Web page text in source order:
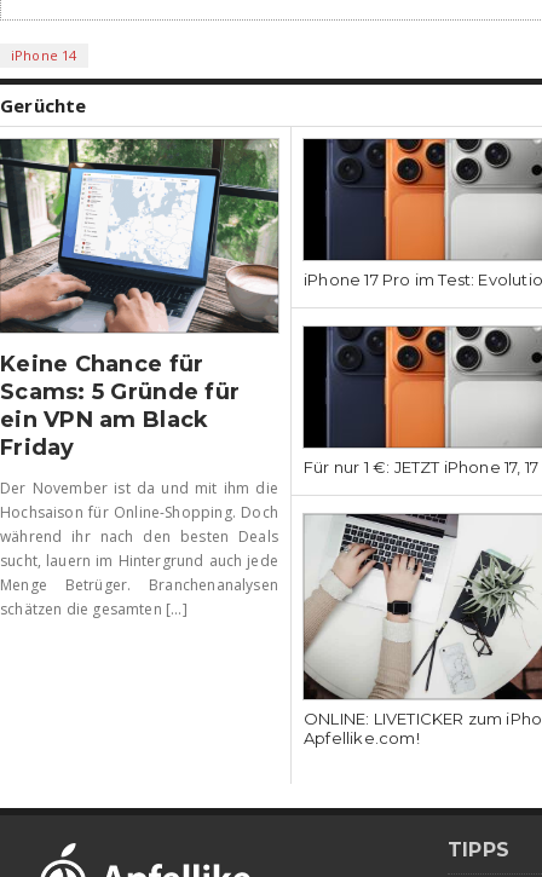
iPhone 14
Gerüchte
Keine Chance für
Scams: 5 Gründe für
ein VPN am Black
Friday
Der November ist da und mit ihm die
Hochsaison für Online-Shopping. Doch
während ihr nach den besten Deals
sucht, lauern im Hintergrund auch jede
Menge Betrüger. Branchenanalysen
schätzen die gesamten [...]
iPhone 17 Pro im Test:
Für nur 1 €: JETZT iPhone 17,
ONLINE: LIVETICKER zum
Apfellike.com!
TIPPS